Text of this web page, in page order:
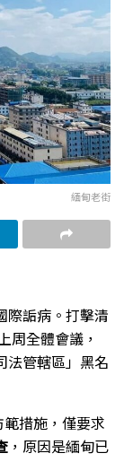
緬甸老街
際詬病。打擊清
周全體會議，
法管轄區」黑名
措施，僅要求
，原因是緬甸已